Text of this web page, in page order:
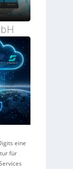
eine
für